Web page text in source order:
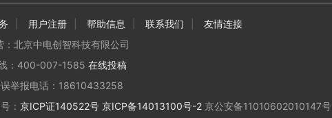
用户注册 帮助信息 联系我们
友情连接
：北京中电创智科技有限公司
：400-007-1585 在线投稿
举报电话：18610433258
： 京ICP证140522号 京ICP备14013100号-2 京公安备11010602010147号